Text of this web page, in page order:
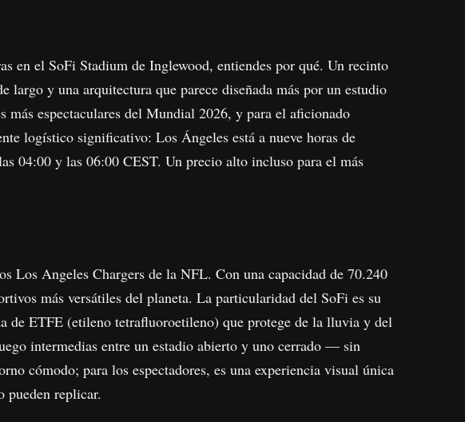
en el SoFi Stadium de Inglewood, entiendes por qué. Un recinto
y una arquitectura que parece diseñada más por un estudio
espectaculares del Mundial 2026, y para el aficionado
logístico significativo: Los Ángeles está a nueve horas de
04:00 y las 06:00 CEST. Un precio alto incluso para el más
Los Angeles Chargers de la NFL. Con una capacidad de 70.240
más versátiles del planeta. La particularidad del SoFi es su
de ETFE (etileno tetrafluoroetileno) que protege de la lluvia y del
intermedias entre un estadio abierto y uno cerrado — sin
cómodo; para los espectadores, es una experiencia visual única
pueden replicar.